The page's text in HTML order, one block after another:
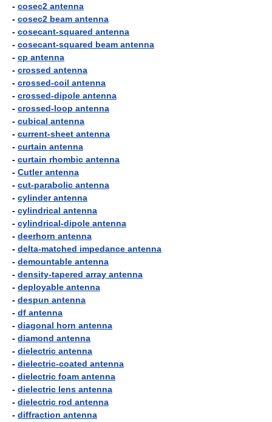
- cosec2 antenna
- cosec2 beam antenna
- cosecant-squared antenna
- cosecant-squared beam antenna
- cp antenna
- crossed antenna
- crossed-coil antenna
- crossed-dipole antenna
- crossed-loop antenna
- cubical antenna
- current-sheet antenna
- curtain antenna
- curtain rhombic antenna
- Cutler antenna
- cut-parabolic antenna
- cylinder antenna
- cylindrical antenna
- cylindrical-dipole antenna
- deerhorn antenna
- delta-matched impedance antenna
- demountable antenna
- density-tapered array antenna
- deployable antenna
- despun antenna
- df antenna
- diagonal horn antenna
- diamond antenna
- dielectric antenna
- dielectric-coated antenna
- dielectric foam antenna
- dielectric lens antenna
- dielectric rod antenna
- diffraction antenna